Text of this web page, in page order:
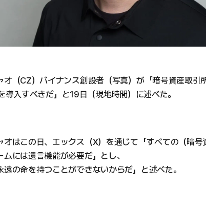
オ（CZ）バイナンス創設者（写真）が「暗号資産取引
入すべきだ」と19日（現地時間）に述べた。
オはこの日、エックス（X）を通じて「すべての（暗号
には遺言機能が必要だ」とし、
遠の命を持つことができないからだ」と述べた。